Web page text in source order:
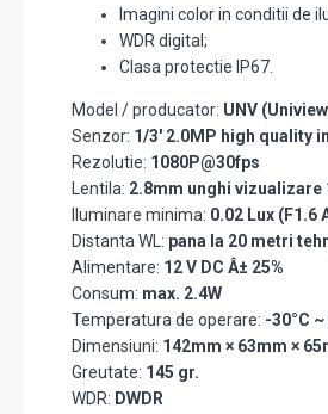
Imagini color in conditii de
WDR digital;
Clasa protectie IP67.
Model / producator: UNV
Senzor: 1/3' 2.0MP high quality
Rezolutie: 1080P@30fps
Lentila: 2.8mm unghi vizualizare
Iluminare minima: 0.02 Lux (F1.6
Distanta WL: pana la 20 metri
Alimentare: 12 V DC Â± 25%
Consum: max. 2.4W
Temperatura de operare: -30°C
Dimensiuni: 142mm × 63mm ×
Greutate: 145 gr.
WDR: DWDR